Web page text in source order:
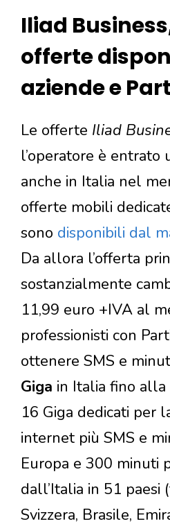
Iliad
offerte
aziende e
Le offerte Iliad
l’operatore è entrato
anche in Italia nel
offerte mobili
sono disponibili dal
Da allora l’offerta
sostanzialmente
11,99 euro +IVA al
professionisti con
ottenere SMS e
Giga in Italia fino
16 Giga dedicati per
internet più SMS e
Europa e 300 minuti
dall’Italia in 51 paesi
Svizzera, Brasile,